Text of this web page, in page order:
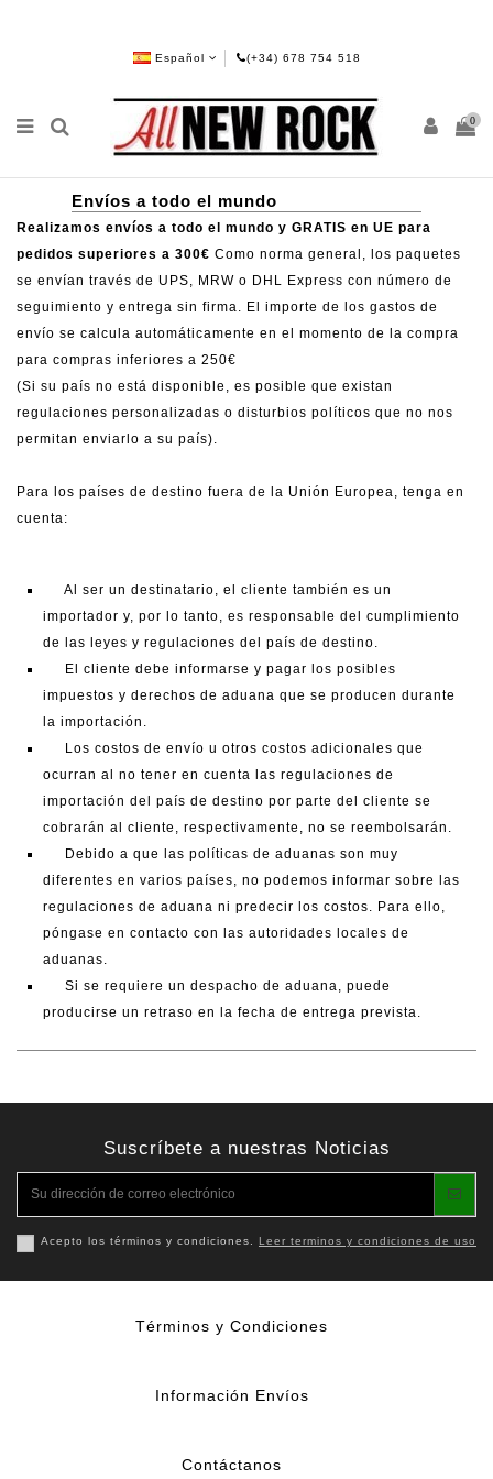
Español (+34) 678 754 518
0
Envíos a todo el mundo
Realizamos envíos a todo el mundo y GRATIS en UE para
pedidos superiores a 300€ Como norma general, los paquetes
se envían través de UPS, MRW o DHL Express con número de
seguimiento y entrega sin firma. El importe de los gastos de
envío se calcula automáticamente en el momento de la compra
para compras inferiores a 250€
(Si su país no está disponible, es posible que existan
regulaciones personalizadas o disturbios políticos que no nos
permitan enviarlo a su país).
Para los países de destino fuera de la Unión Europea, tenga en
cuenta:
Al ser un destinatario, el cliente también es un
importador y, por lo tanto, es responsable del cumplimiento
de las leyes y regulaciones del país de destino.
El cliente debe informarse y pagar los posibles
impuestos y derechos de aduana que se producen durante
la importación.
Los costos de envío u otros costos adicionales que
ocurran al no tener en cuenta las regulaciones de
importación del país de destino por parte del cliente se
cobrarán al cliente, respectivamente, no se reembolsarán.
Debido a que las políticas de aduanas son muy
diferentes en varios países, no podemos informar sobre las
regulaciones de aduana ni predecir los costos. Para ello,
póngase en contacto con las autoridades locales de
aduanas.
Si se requiere un despacho de aduana, puede
producirse un retraso en la fecha de entrega prevista.
Suscríbete a nuestras Noticias
Acepto los términos y condiciones. Leer terminos y condiciones de uso
Términos y Condiciones
Información Envíos
Contáctanos